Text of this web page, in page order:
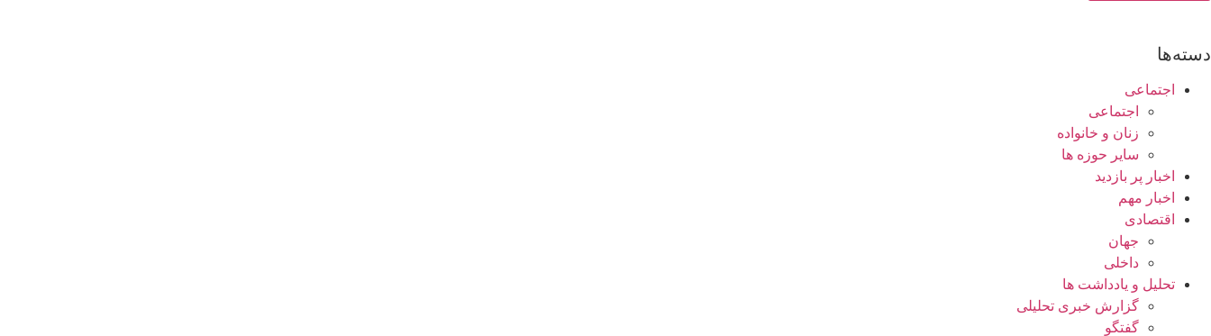
دسته‌ها
اجتماعی
اجتماعی
زنان و خانواده
سایر حوزه ها
اخبار پر بازدید
اخبار مهم
اقتصادی
جهان
داخلی
تحلیل و یادداشت ها
گزارش خبری تحلیلی
گفتگو